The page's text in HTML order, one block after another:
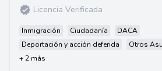
Licencia Verificada
Inmigración Ciudadanía
DACA
Deportación y acción deferida
Otros
+ 2 más